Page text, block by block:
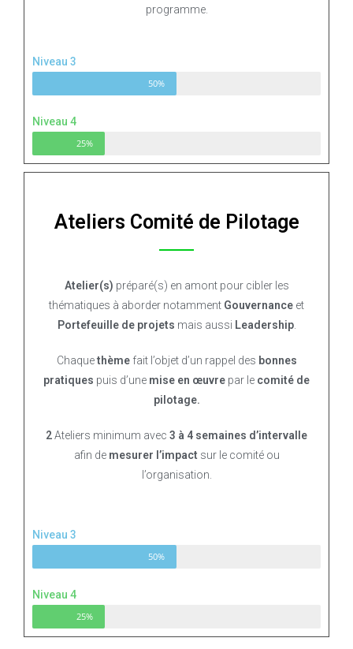
programme.
Niveau 3
50%
Niveau 4
25%
Ateliers Comité de Pilotage
Atelier(s) préparé(s) en amont pour cibler les
thématiques à aborder notamment Gouvernance et
Portefeuille de projets mais aussi Leadership.
Chaquethèmefait l’objet d’un rappel des bonnes
pratiques puis d’une mise en œuvre par le comité de
pilotage.
2Ateliers minimum avec 3 à 4 semaines d’intervalle
afin de mesurer l’impact sur le comité ou
l’organisation.
Niveau 3
50%
Niveau 4
25%